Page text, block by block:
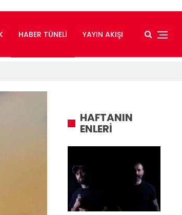
HABER TÜNELI YAYIN AKIŞI
HAFTANIN
ENLERİ